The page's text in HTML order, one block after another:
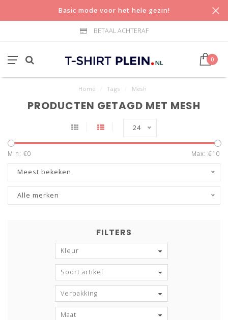
Basic mode voor het hele gezin!
BETAAL ACHTERAF
0
Home Tags Mesh
PRODUCTEN GETAGD MET MESH
24
Min: €0 Max: €10
Meest bekeken
Alle merken
FILTERS
Kleur
Soort artikel
Verpakking
Maat